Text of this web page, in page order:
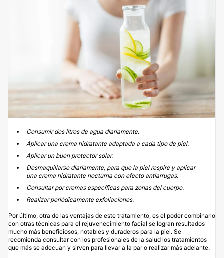
Consumir dos litros de agua diariamente.
Aplicar una crema hidratante adaptada a cada tipo de piel.
Aplicar un buen protector solar.
Desmaquillarse diariamente, para que la piel respire y aplicar
una crema hidratante nocturna con efecto antiarrugas.
Consultar por cremas específicas para zonas del cuerpo.
Realizar periódicamente exfoliaciones.
Por último, otra de las ventajas de este tratamiento, es el poder combinarlo
con otras técnicas para el rejuvenecimiento facial se logran resultados
mucho más beneficiosos, notables y duraderos para la piel. Se
recomienda consultar con los profesionales de la salud los tratamientos
que más se adecuan y sirven para llevar a la par o realizar más adelante.